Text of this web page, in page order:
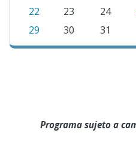
22
23 24
29
30 31
Programa sujeto a